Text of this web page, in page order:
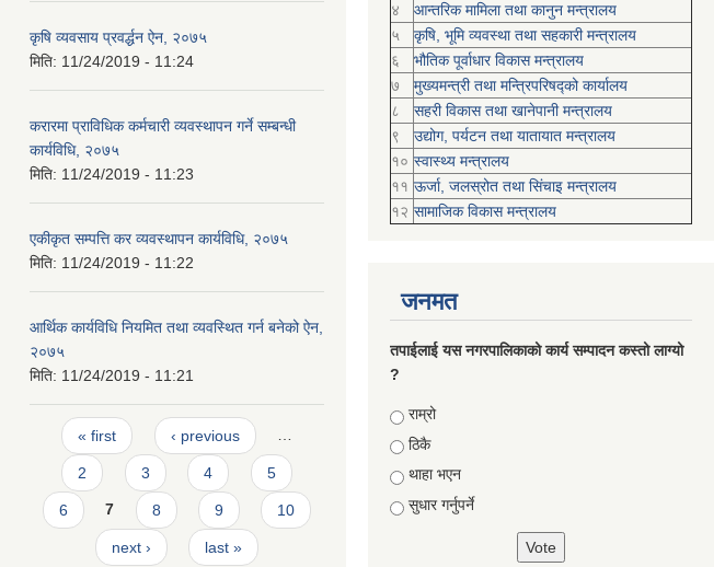
कृषि व्यवसाय प्रवर्द्धन ऐन, २०७५
मिति: 11/24/2019 - 11:24
करारमा प्राविधिक कर्मचारी व्यवस्थापन गर्ने सम्बन्धी
कार्यविधि, २०७५
मिति: 11/24/2019 - 11:23
एकीकृत सम्पत्ति कर व्यवस्थापन कार्यविधि, २०७५
मिति: 11/24/2019 - 11:22
आर्थिक कार्यविधि नियमित तथा व्यवस्थित गर्न बनेको ऐन,
२०७५
मिति: 11/24/2019 - 11:21
Pages
« first ‹ previous …
2 3 4 5
6 7 8 9 10
next › last »
४
आन्तरिक मामिला तथा कानुन मन्त्रालय
५
कृषि, भूमि व्यवस्था तथा सहकारी मन्त्रालय
६
भौतिक पूर्वाधार विकास मन्त्रालय
७
मुख्यमन्त्री तथा मन्त्रिपरिषद्को कार्यालय
८
सहरी विकास तथा खानेपानी मन्त्रालय
९
उद्योग, पर्यटन तथा यातायात मन्त्रालय
१० स्वास्थ्य मन्त्रालय
११ ऊर्जा, जलस्रोत तथा सिंचाइ मन्त्रालय
१२ सामाजिक विकास मन्‍‍त्रालय
जनमत
तपाईलाई यस नगरपालिकाको कार्य सम्पादन कस्तो लाग्यो
?
Choices
राम्रो
ठिकै
थाहा भएन
सुधार गर्नुपर्ने